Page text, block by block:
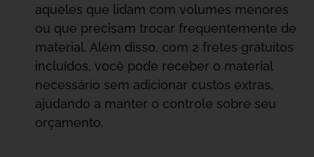
aqueles que lidam com volumes menores
ou que precisam trocar frequentemente de
material. Além disso, com 2 fretes gratuitos
incluídos, você pode receber o material
necessário sem adicionar custos extras,
ajudando a manter o controle sobre seu
orçamento.